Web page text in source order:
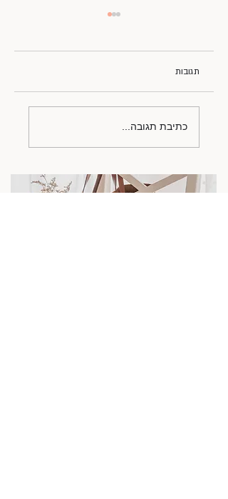
תגובות
כתיבת תגובה...